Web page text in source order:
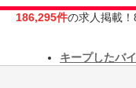
186,295件の求人掲載
キープしたバ